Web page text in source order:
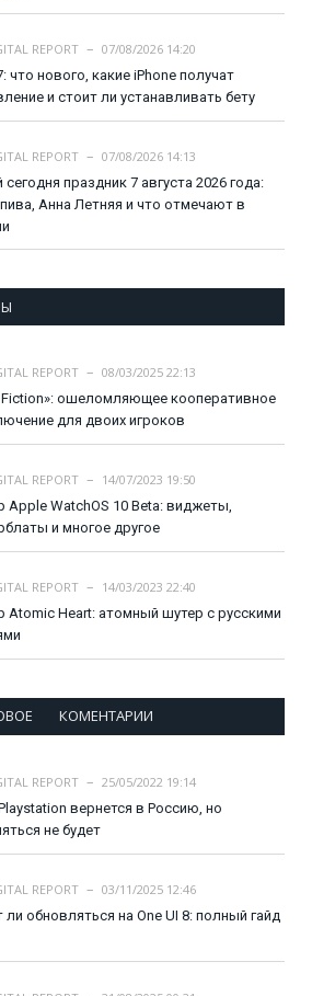
REPORT
07/08/2026 14:20
что нового, какие iPhone получат
и стоит ли устанавливать бету
REPORT
07/08/2026 14:13
сегодня праздник 7 августа 2026 года:
Анна Летняя и что отмечают в
REPORT
08/03/2025 22:13
Fiction»: ошеломляющее кооперативное
для двоих игроков
REPORT
14/07/2023 19:50
Apple WatchOS 10 Beta: виджеты,
и многое другое
REPORT
14/03/2023 22:40
Atomic Heart: атомный шутер с русскими
КОМЕНТАРИИ
REPORT
25/05/2022 19:14
вернется в Россию, но
не будет
REPORT
03/11/2025 12:46
ли обновляться на One UI 8: полный гайд